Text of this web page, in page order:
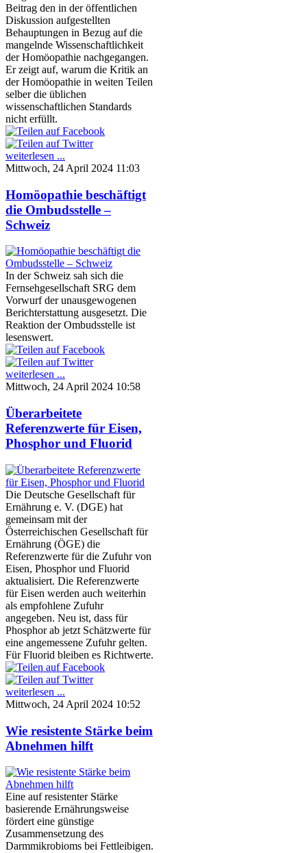
Beitrag den in der öffentlichen
Diskussion aufgestellten
Behauptungen in Bezug auf die
mangelnde Wissenschaftlichkeit
der Homöopathie nachgegangen.
Er zeigt auf, warum die Kritik an
der Homöopathie in weiten Teilen
selber die üblichen
wissenschaftlichen Standards
nicht erfüllt.
weiterlesen ...
Mittwoch, 24 April 2024 11:03
Homöopathie beschäftigt
die Ombudsstelle –
Schweiz
In der Schweiz sah sich die
Fernsehgesellschaft SRG dem
Vorwurf der unausgewogenen
Berichterstattung ausgesetzt. Die
Reaktion der Ombudsstelle ist
lesenswert.
weiterlesen ...
Mittwoch, 24 April 2024 10:58
Überarbeitete
Referenzwerte für Eisen,
Phosphor und Fluorid
Die Deutsche Gesellschaft für
Ernährung e. V. (DGE) hat
gemeinsam mit der
Österreichischen Gesellschaft für
Ernährung (ÖGE) die
Referenzwerte für die Zufuhr von
Eisen, Phosphor und Fluorid
aktualisiert. Die Referenzwerte
für Eisen werden auch weiterhin
als empfohlene Zufuhr
angegeben. Neu ist, dass für
Phosphor ab jetzt Schätzwerte für
eine angemessene Zufuhr gelten.
Für Fluorid bleiben es Richtwerte.
weiterlesen ...
Mittwoch, 24 April 2024 10:52
Wie resistente Stärke beim
Abnehmen hilft
Eine auf resistenter Stärke
basierende Ernährungsweise
fördert eine günstige
Zusammensetzung des
Darmmikrobioms bei Fettleibigen.